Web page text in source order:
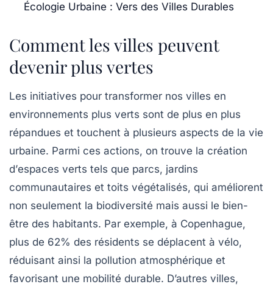
Écologie Urbaine : Vers des Villes Durables
Comment les villes peuvent
devenir plus vertes
Les initiatives pour transformer nos villes en
environnements plus verts sont de plus en plus
répandues et touchent à plusieurs aspects de la vie
urbaine. Parmi ces actions, on trouve la création
d’espaces verts tels que parcs, jardins
communautaires et toits végétalisés, qui améliorent
non seulement la biodiversité mais aussi le bien-
être des habitants. Par exemple, à Copenhague,
plus de 62% des résidents se déplacent à vélo,
réduisant ainsi la pollution atmosphérique et
favorisant une mobilité durable. D’autres villes,